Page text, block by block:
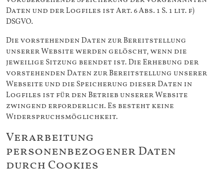
Daten und der Logfiles ist Art. 6 Abs. 1 S. 1 lit. f)
DSGVO.
Die vorstehenden Daten zur Bereitstellung
unserer Website werden gelöscht, wenn die
jeweilige Sitzung beendet ist. Die Erhebung der
vorstehenden Daten zur Bereitstellung unserer
Webseite und die Speicherung dieser Daten in
Logfiles ist für den Betrieb unserer Website
zwingend erforderlich. Es besteht keine
Widerspruchsmöglichkeit.
Verarbeitung
personenbezogener Daten
durch Cookies